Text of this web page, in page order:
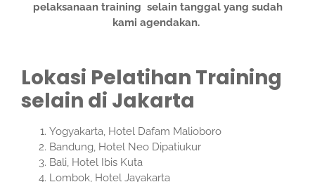
pelaksanaan training selain tanggal yang sudah
kami agendakan.
Lokasi Pelatihan Training
selain di Jakarta
Yogyakarta, Hotel Dafam Malioboro
Bandung, Hotel Neo Dipatiukur
Bali, Hotel Ibis Kuta
Lombok, Hotel Jayakarta